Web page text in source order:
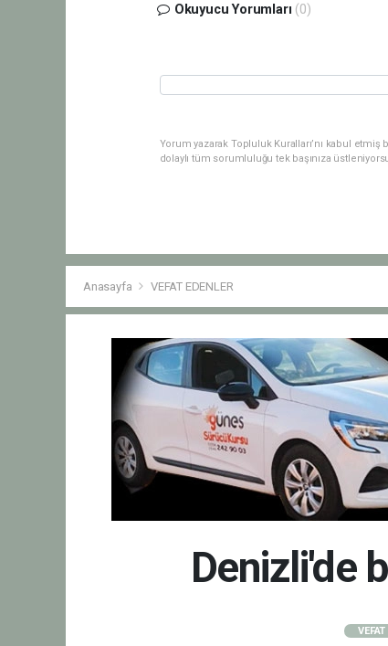
Okuyucu Yorumları (0)
Yorum yazarak Topluluk Kuralları’nı kabul
dolaylı tüm sorumluluğu tek başınıza
Anasayfa VEFAT EDENLER
Denizli'de